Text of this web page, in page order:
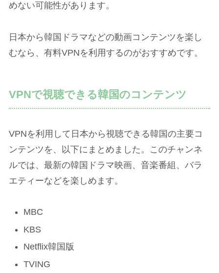
めない可能性があります。
日本から韓国ドラマなどの動画コンテンツを楽し
むなら、有料VPNを利用するのがおすすめです。
VPNで視聴できる韓国のコンテンツ
VPNを利用して日本から視聴できる韓国の主要コ
ンテンツを、以下にまとめました。このチャンネ
ルでは、最新の韓国ドラマ映画、音楽番組、バラ
エティーなどを楽しめます。
MBC
KBS
Netflix韓国版
TVING